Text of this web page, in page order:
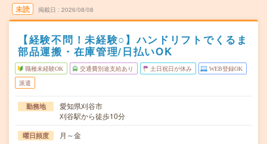
未読 掲載日 2026/08/08
【経験不問！未経験○】ハンドリフトでくるま
部品運搬・在庫管理/日払いOK
職種未経験OK 交通費別途支給あり 土日祝日が休み WEB登録OK
派遣
勤務地
愛知県刈谷市
刈谷駅から徒歩10分
曜日頻度 月～金